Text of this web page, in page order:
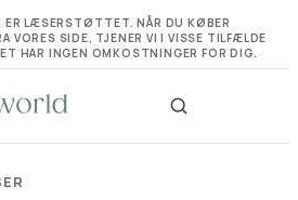
ER LÆSERSTØTTET. NÅR DU KØBER
VORES SIDE, TJENER VI I VISSE TILFÆLDE
HAR INGEN OMKOSTNINGER FOR DIG.